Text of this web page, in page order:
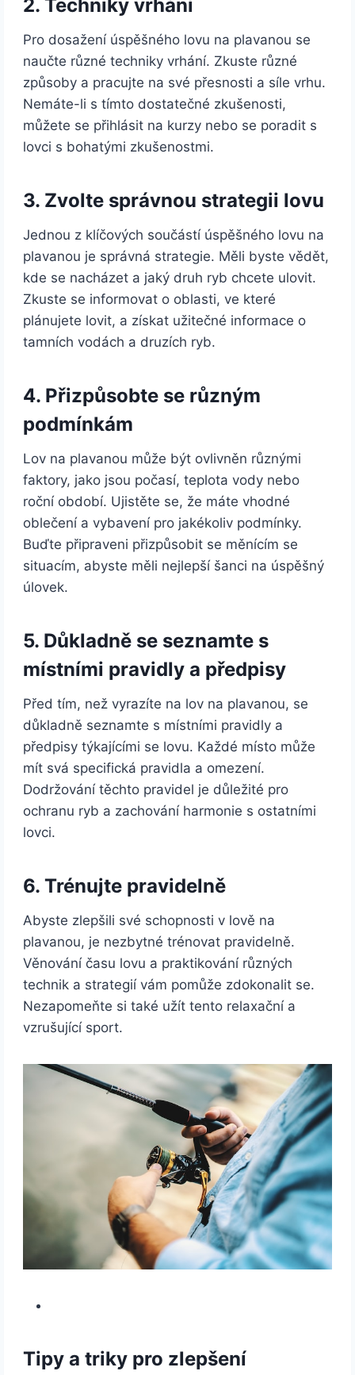
2. Techniky vrhání
Pro dosažení úspěšného lovu na plavanou se
naučte různé techniky vrhání. Zkuste různé
způsoby a pracujte na své přesnosti a síle vrhu.
Nemáte-li s tímto dostatečné zkušenosti,
můžete se přihlásit na kurzy nebo se poradit s
lovci s bohatými zkušenostmi.
3. Zvolte správnou strategii lovu
Jednou z klíčových součástí úspěšného lovu na
plavanou je správná strategie. Měli byste vědět,
kde se nacházet a jaký druh ryb chcete ulovit.
Zkuste se informovat o oblasti, ve které
plánujete lovit, a získat užitečné informace o
tamních vodách a druzích ryb.
4. Přizpůsobte se různým
podmínkám
Lov na plavanou může být ovlivněn různými
faktory, jako jsou počasí, teplota vody nebo
roční období. Ujistěte se, že máte vhodné
oblečení a vybavení pro jakékoliv podmínky.
Buďte připraveni přizpůsobit se měnícím se
situacím, abyste měli nejlepší šanci na úspěšný
úlovek.
5. Důkladně se seznamte s
místními pravidly a předpisy
Před tím, než vyrazíte na lov na plavanou, se
důkladně seznamte s místními pravidly a
předpisy týkajícími se lovu. Každé místo může
mít svá specifická pravidla a omezení.
Dodržování těchto pravidel je důležité pro
ochranu ryb a zachování harmonie s ostatními
lovci.
6. Trénujte pravidelně
Abyste zlepšili své schopnosti v lově na
plavanou, je nezbytné trénovat pravidelně.
Věnování času lovu a praktikování různých
technik a strategií vám pomůže zdokonalit se.
Nezapomeňte si také užít tento relaxační a
vzrušující sport.
Tipy a triky pro zlepšení